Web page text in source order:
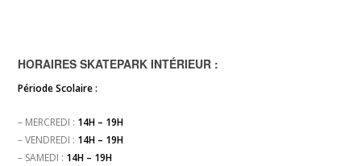
HORAIRES SKATEPARK INTÉRIEUR :
Période Scolaire :
– MERCREDI : 14H – 19H
– VENDREDI : 14H – 19H
– SAMEDI : 14H – 19H